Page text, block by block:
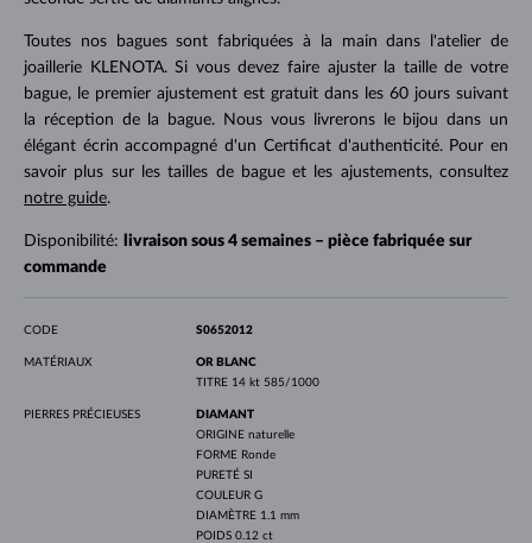
Toutes nos bagues sont fabriquées à la main dans l'atelier de
joaillerie KLENOTA. Si vous devez faire ajuster la taille de votre
bague, le premier ajustement est gratuit dans les 60 jours suivant
la réception de la bague. Nous vous livrerons le bijou dans un
élégant écrin accompagné d'un Certificat d'authenticité. Pour en
savoir plus sur les tailles de bague et les ajustements, consultez
notre guide.
Disponibilité:
livraison sous 4 semaines – pièce fabriquée sur
commande
CODE S0652012
MATÉRIAUX
OR BLANC
TITRE 14 kt 585/1000
PIERRES PRÉCIEUSES
DIAMANT
ORIGINE naturelle
FORME Ronde
PURETÉ SI
COULEUR G
DIAMÈTRE 1.1 mm
POIDS 0.12 ct